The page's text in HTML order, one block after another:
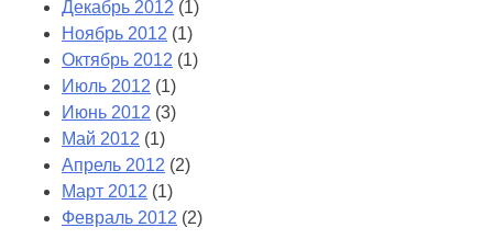
Декабрь 2012 (1)
Ноябрь 2012 (1)
Октябрь 2012 (1)
Июль 2012 (1)
Июнь 2012 (3)
Май 2012 (1)
Апрель 2012 (2)
Март 2012 (1)
Февраль 2012 (2)